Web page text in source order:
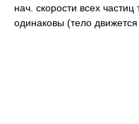
нач. скорости всех
одинаковы (тело движется